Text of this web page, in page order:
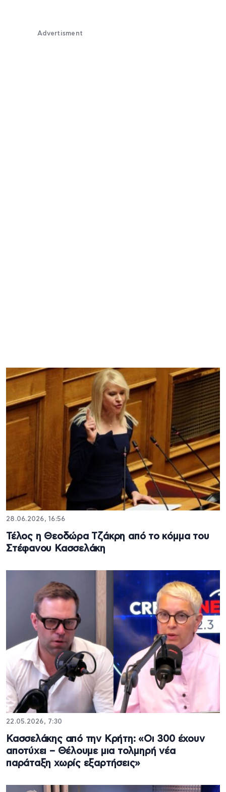
Advertisment
28.06.2026, 16:56
Τέλος η Θεοδώρα Τζάκρη από το κόμμα του
Στέφανου Κασσελάκη
22.05.2026, 7:30
Κασσελάκης από την Κρήτη: «Οι 300 έχουν
αποτύχει – Θέλουμε μια τολμηρή νέα
παράταξη χωρίς εξαρτήσεις»